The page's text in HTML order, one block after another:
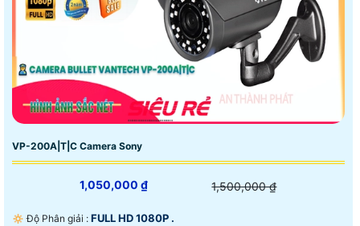
VP-200A|T|C Camera Sony
1,050,000 ₫ 1,500,000 ₫
🔅 Độ Phân giải : FULL HD 1080P .